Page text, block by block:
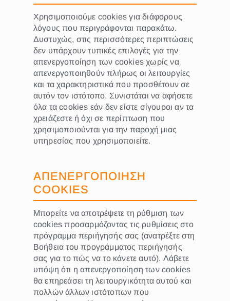
Χρησιμοποιούμε cookies για διάφορους
λόγους που περιγράφονται παρακάτω.
Δυστυχώς, στις περισσότερες περιπτώσεις
δεν υπάρχουν τυπικές επιλογές για την
απενεργοποίηση των cookies χωρίς να
απενεργοποιηθούν πλήρως οι λειτουργίες
και τα χαρακτηριστικά που προσθέτουν σε
αυτόν τον ιστότοπο. Συνιστάται να αφήσετε
όλα τα cookies εάν δεν είστε σίγουροι αν τα
χρειάζεστε ή όχι σε περίπτωση που
χρησιμοποιούνται για την παροχή μιας
υπηρεσίας που χρησιμοποιείτε.
ΑΠΕΝΕΡΓΟΠΟΙΗΣΗ
COOKIES
Μπορείτε να αποτρέψετε τη ρύθμιση των
cookies προσαρμόζοντας τις ρυθμίσεις στο
πρόγραμμα περιήγησής σας (ανατρέξτε στη
Βοήθεια του προγράμματος περιήγησής
σας για το πώς να το κάνετε αυτό). Λάβετε
υπόψη ότι η απενεργοποίηση των cookies
θα επηρεάσει τη λειτουργικότητα αυτού και
πολλών άλλων ιστότοπων που